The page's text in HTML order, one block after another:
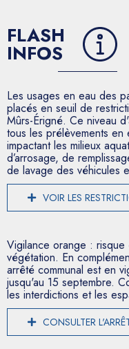
FLASH
INFOS
Les usages en eau des
placés en seuil de
Mûrs-Érigné. Ce niveau
tous les prélèvements
impactant les milieux
d’arrosage, de
de lavage des véhicules
VOIR LES
Vigilance orange :
végétation. En
arrêté communal est en
jusqu'au 15 septembre.
les interdictions et les
CONSULTER